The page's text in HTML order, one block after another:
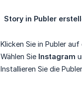
Story in Publer
Klicken Sie in Publer
Wählen Sie Instagram
Installieren Sie die